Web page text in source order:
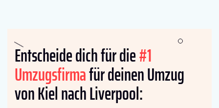
Entscheide dich für die#1
Umzugsfirmafür deinen Umzug
von Kiel nach Liverpool: